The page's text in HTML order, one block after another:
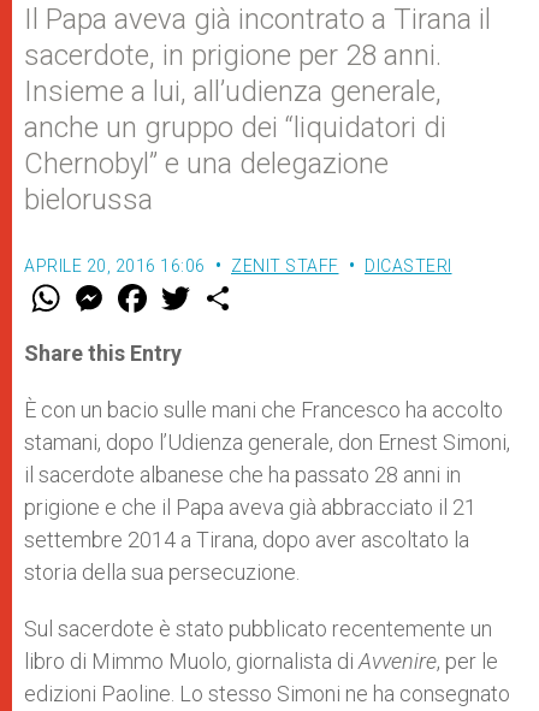
Il Papa aveva già incontrato a Tirana il
sacerdote, in prigione per 28 anni.
Insieme a lui, all’udienza generale,
anche un gruppo dei “liquidatori di
Chernobyl” e una delegazione
bielorussa
APRILE 20, 2016 16:06 ZENIT STAFF DICASTERI
W
t
s
p
p
M
e
s
e
g
e
r
F
a
e
b
o
k
w
r
Share this Entry
È con un bacio sulle mani che Francesco ha accolto
stamani, dopo l’Udienza generale, don Ernest Simoni,
il sacerdote albanese che ha passato 28 anni in
prigione e che il Papa aveva già abbracciato il 21
settembre 2014 a Tirana, dopo aver ascoltato la
storia della sua persecuzione.
Sul sacerdote è stato pubblicato recentemente un
libro di Mimmo Muolo, giornalista di Avvenire, per le
edizioni Paoline. Lo stesso Simoni ne ha consegnato